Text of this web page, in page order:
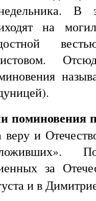
В
на
поминовения
веру и
за
и в